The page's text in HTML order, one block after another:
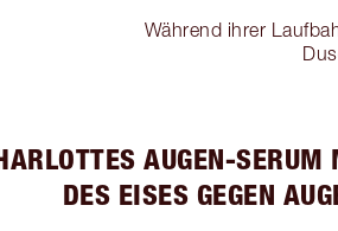
Während ihrer
AUGEN-
DES EISES GEGEN